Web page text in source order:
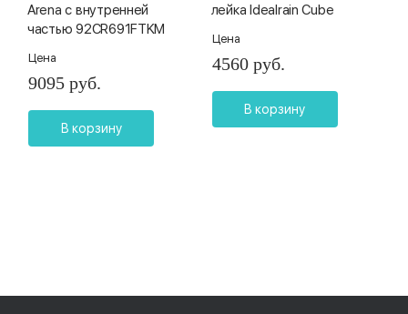
Arena с внутренней
частью 92CR691FTKM
Цена
9095 руб.
В корзину
лейка Idealrain Cube
Цена
4560 руб.
В корзину